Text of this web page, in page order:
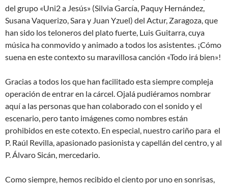
del grupo «Uni2 a Jesús» (Silvia García, Paquy Hernández,
Susana Vaquerizo, Sara y Juan Yzuel) del Actur, Zaragoza, que
han sido los teloneros del plato fuerte, Luis Guitarra, cuya
música ha conmovido y animado a todos los asistentes. ¡Cómo
suena en este contexto su maravillosa canción «Todo irá bien»!
Gracias a todos los que han facilitado esta siempre compleja
operación de entrar en la cárcel. Ojalá pudiéramos nombrar
aquí a las personas que han colaborado con el sonido y el
escenario, pero tanto imágenes como nombres están
prohibidos en este cotexto. En especial, nuestro cariño para el
P. Raúl Revilla, apasionado pasionista y capellán del centro, y al
P. Álvaro Sicán, mercedario.
Como siempre, hemos recibido el ciento por uno en sonrisas,